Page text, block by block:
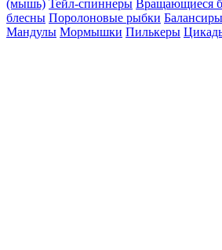
(мышь) Тейл-спиннеры Вращающиеся
блесны Поролоновые рыбки Балансиры
Мандулы Мормышки Пилькеры